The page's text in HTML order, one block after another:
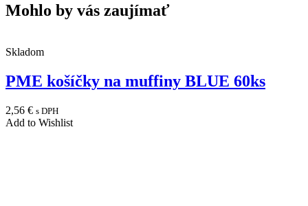
Mohlo by vás zaujímať
Skladom
PME košíčky na muffiny BLUE 60ks
2,56 € s DPH
Add to Wishlist